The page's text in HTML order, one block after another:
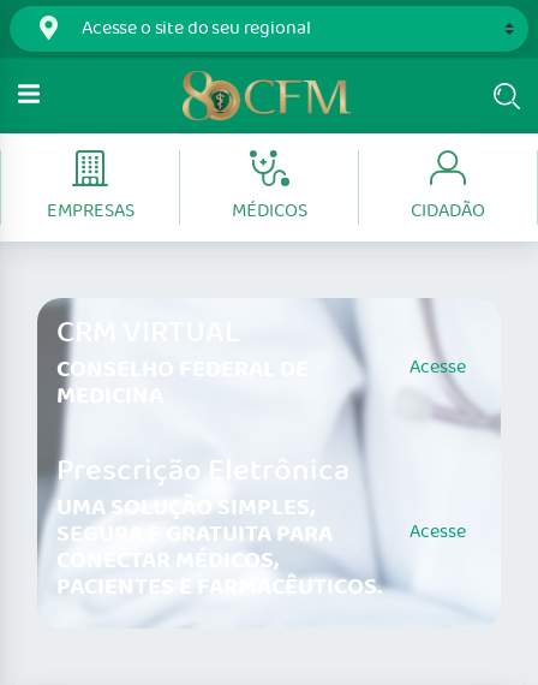
EMPRESAS MÉDICOS CIDADÃO
CRM VIRTUAL
CONSELHO FEDERAL DE
MEDICINA
Acesse
Prescrição Eletrônica
UMA SOLUÇÃO SIMPLES,
SEGURA E GRATUITA PARA
CONECTAR MÉDICOS,
PACIENTES E FARMACÊUTICOS.
Acesse